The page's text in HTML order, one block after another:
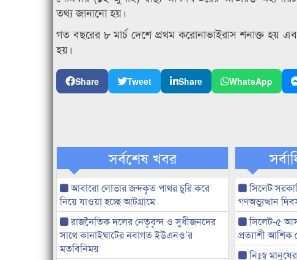
তথ্য জানানো হয়।
গত বছরের ৮ মার্চ দেশে প্রথম করোনাভাইরাস শনাক্ত হয়
হয়।
Share Tweet Share WhatsApp
সর্বশেষ খবর
আবারো লোভার জব্দকৃত পাথর চুরি করে
নিয়ে যাওয়া হচ্ছে আটগ্রামে
রাজনৈতিক দলের নেতৃবৃন্দ ও সুধীজনদের
সাথে কানাইঘাটের নবাগত ইউএনও’র
মতবিনিময়
সিলেট
গণঅভ্যুত্থান
সিলেট-৫
প্রত্যাশী
নিঃস্ব